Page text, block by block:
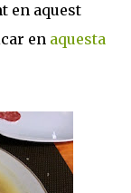
en aquest
en aquesta